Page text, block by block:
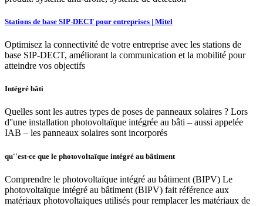
Stations de base SIP-DECT pour entreprises | Mitel
Optimisez la connectivité de votre entreprise avec les stations de
base SIP-DECT, améliorant la communication et la mobilité pour
atteindre vos objectifs
Intégré bâti
Quelles sont les autres types de poses de panneaux solaires ? Lors
d''une installation photovoltaïque intégrée au bâti – aussi appelée
IAB – les panneaux solaires sont incorporés
qu''est-ce que le photovoltaïque intégré au bâtiment
Comprendre le photovoltaïque intégré au bâtiment (BIPV) Le
photovoltaïque intégré au bâtiment (BIPV) fait référence aux
matériaux photovoltaïques utilisés pour remplacer les matériaux de